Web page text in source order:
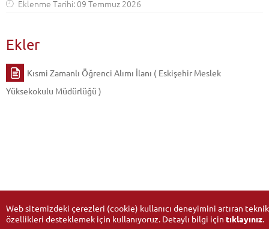
Eklenme Tarihi: 09 Temmuz 2026
Ekler
Kısmi Zamanlı Öğrenci Alımı İlanı ( Eskişehir Meslek
Yüksekokulu Müdürlüğü )
Web sitemizdeki çerezleri (cookie) kullanıcı deneyimini artıran teknik
özellikleri desteklemek için kullanıyoruz. Detaylı bilgi için tıklayınız.